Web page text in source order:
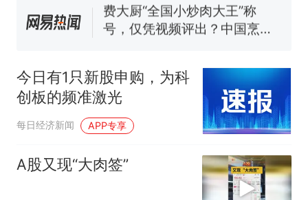
协会回应
男子上山采菌偶然发现鸡枞菌
窝，原地守1天等它长大：挖了
回大海 目击者直呼震惊 （视频
来源：参考消息）
笔试第一被第二名传话劝弃考
官方通报
热 那个在床头放菜刀的女孩，
人生
今日有1只新股申购，为科
创板的频准激光
每日经济新闻 APP专享
A股又现“大肉签”